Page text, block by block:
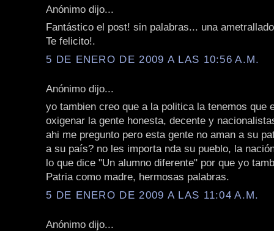
Anónimo dijo...
Fantástico el post! sin palabras... una
Te felicito!.
5 DE ENERO DE 2009 A LAS 10:56 A.M.
Anónimo dijo...
yo tambien creo que a la politica la tenemos que
oxigenar la gente honesta, decente y
ahi me pregunto pero esta gente no aman a su
a su país? no les importa nda su pueblo, la
lo que dice "Un alumno diferente" por que yo
Patria como madre, hermosas palabras.
5 DE ENERO DE 2009 A LAS 11:04 A.M.
Anónimo dijo...